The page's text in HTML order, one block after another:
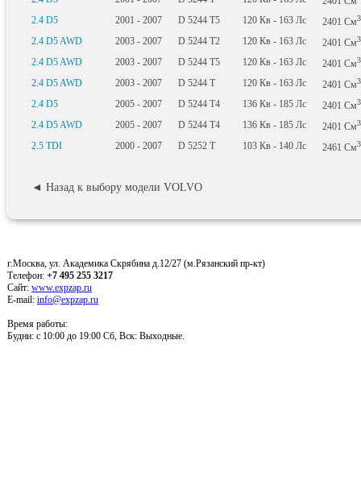
2.4 D5 2001 - 2007 D 5244 T5 120 Кв - 163 Лс 2401 См3
2.4 D5 AWD 2003 - 2007 D 5244 T2 120 Кв - 163 Лс 2401 См3
2.4 D5 AWD 2003 - 2007 D 5244 T5 120 Кв - 163 Лс 2401 См3
2.4 D5 AWD 2003 - 2007 D 5244 T 120 Кв - 163 Лс 2401 См3
2.4 D5 2005 - 2007 D 5244 T4 136 Кв - 185 Лс 2401 См3
2.4 D5 AWD 2005 - 2007 D 5244 T4 136 Кв - 185 Лс 2401 См3
2.5 TDI 2000 - 2007 D 5252 T 103 Кв - 140 Лс 2461 См3
◄ Назад к выбору модели VOLVO
г.Москва, ул. Академика Скрябина д.12/27 (м.Рязанский пр-кт)
Телефон: +7 495 255 3217
Сайт: www.expzap.ru
E-mail: info@expzap.ru
Время работы:
Будни: c 10:00 до 19:00 Сб, Вск: Выходные.